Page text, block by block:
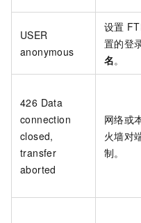
USER
anonymous
设置
置的登
名。
426 Data
connection
closed,
transfer
aborted
网络或
火墙对
制。